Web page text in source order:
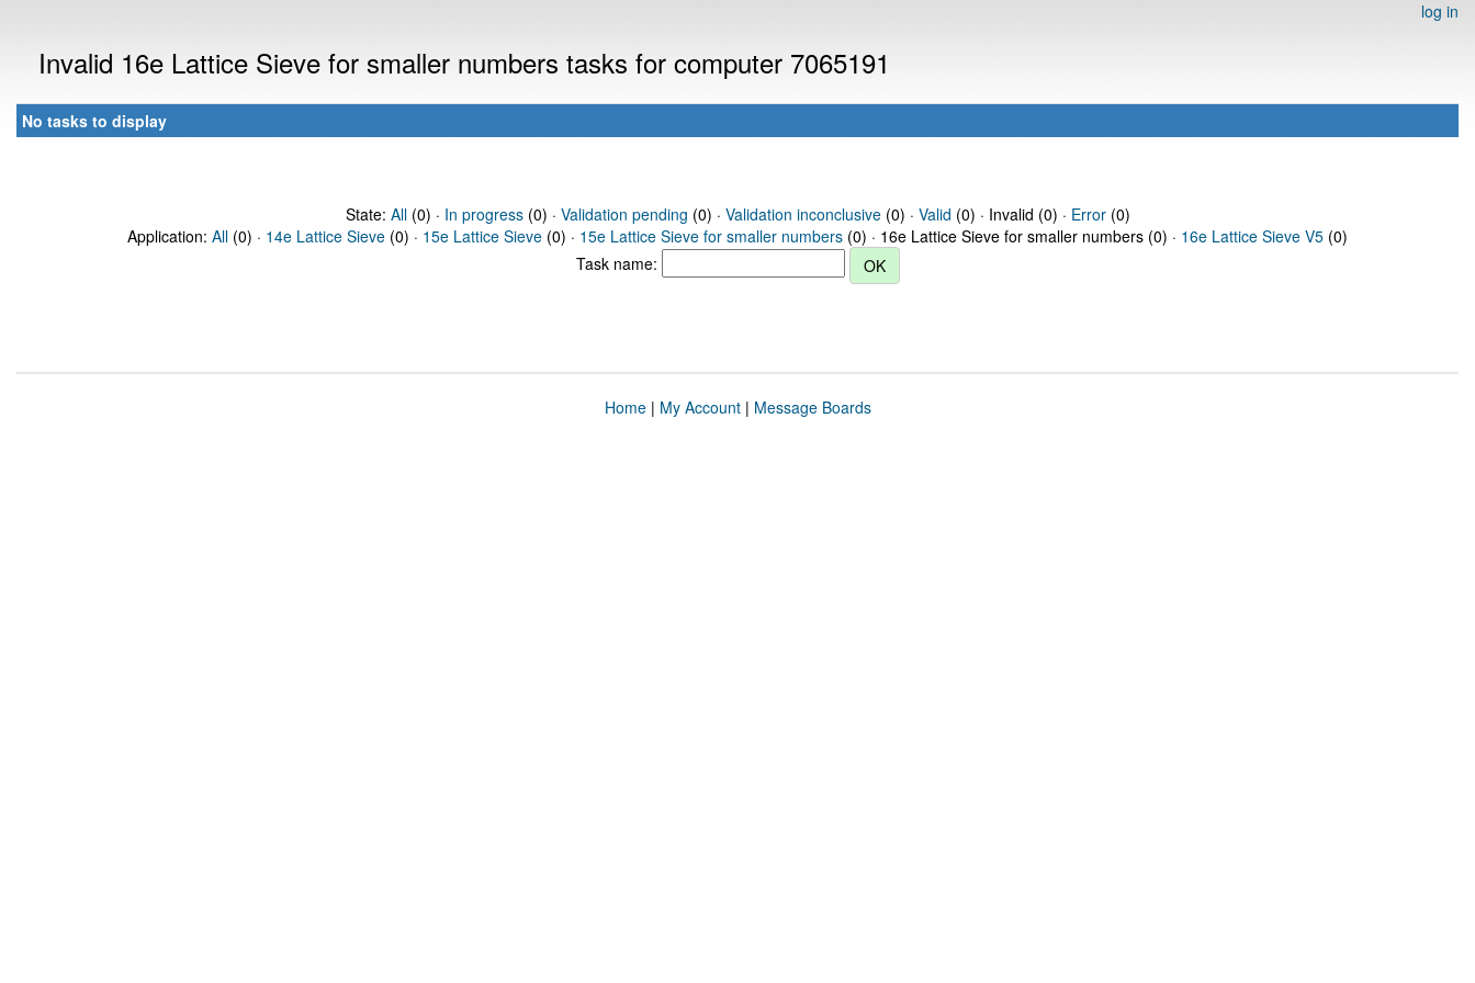
log in
Invalid 16e Lattice Sieve for smaller numbers tasks for computer 7065191
No tasks to display
State: All(0) · In progress(0) · Validation pending (0) · Validation inconclusive(0) · Valid (0) · Invalid (0) · Error(0)
Application: All (0) · 14e Lattice Sieve (0) · 15e Lattice Sieve (0) · 15e Lattice Sieve for smaller numbers (0) · 16e Lattice Sieve for smaller numbers (0) · 16e Lattice Sieve V5 (0)
Task name:
Home| My Account| Message Boards